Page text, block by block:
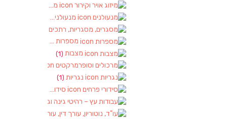
מיזוג אויר וקירור (1)
מנעולנים (2)
מסגרים, מסגריות, רתכים ועבודות
מספרות(2)
(1)
מרכולים וסופרמרקטים
(1)
סידורי פרחים (2)
עבודות עץ – רהיטי גינה וגן
עו"ד, נוטוריון, עורך דין, עורכי דין